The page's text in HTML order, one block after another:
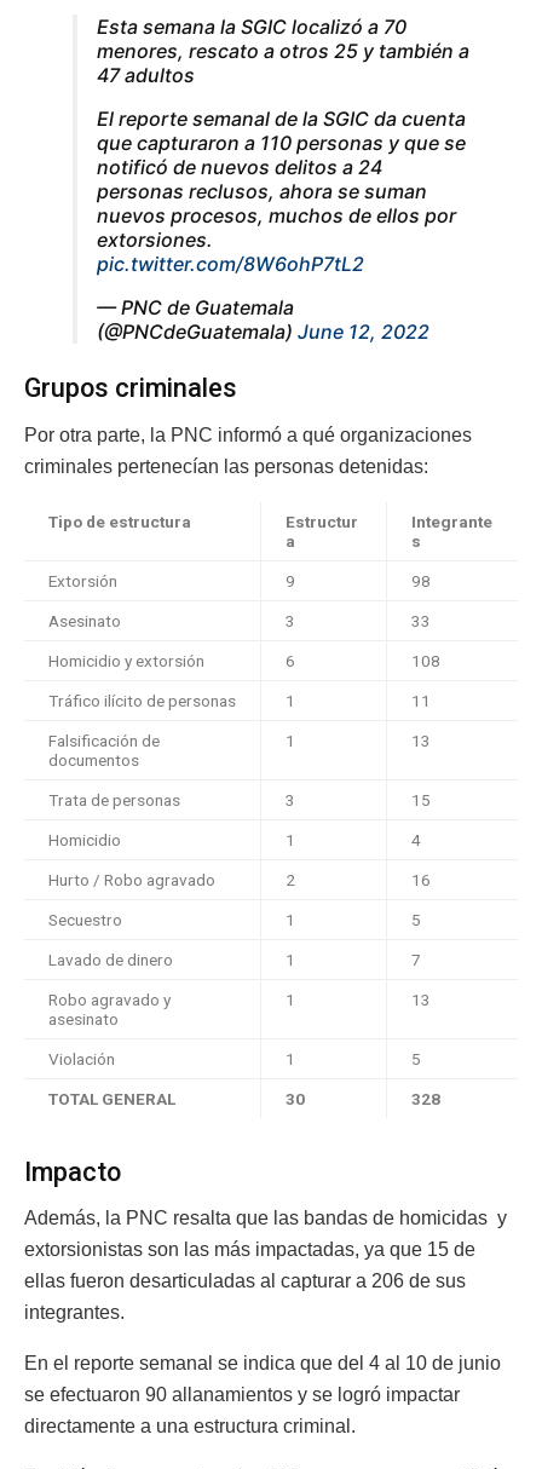
Esta semana la SGIC localizó a 70
menores, rescato a otros 25 y también a
47 adultos
El reporte semanal de la SGIC da cuenta
que capturaron a 110 personas y que se
notificó de nuevos delitos a 24
personas reclusos, ahora se suman
nuevos procesos, muchos de ellos por
extorsiones.
pic.twitter.com/8W6ohP7tL2
— PNC de Guatemala
(@PNCdeGuatemala) June 12, 2022
Grupos criminales
Por otra parte, la PNC informó a qué organizaciones
criminales pertenecían las personas detenidas:
Tipo de estructura
Estructur
a
Integrante
s
Extorsión 9 98
Asesinato 3 33
Homicidio y extorsión 6 108
Tráfico ilícito de personas 1 11
Falsificación de
documentos
1 13
Trata de personas 3 15
Homicidio 1 4
Hurto / Robo agravado 2 16
Secuestro 1 5
Lavado de dinero 1 7
Robo agravado y
asesinato
1 13
Violación 1 5
TOTAL GENERAL 30 328
Impacto
Además, la PNC resalta que las bandas de homicidas y
extorsionistas son las más impactadas, ya que 15 de
ellas fueron desarticuladas al capturar a 206 de sus
integrantes.
En el reporte semanal se indica que del 4 al 10 de junio
se efectuaron 90 allanamientos y se logró impactar
directamente a una estructura criminal.